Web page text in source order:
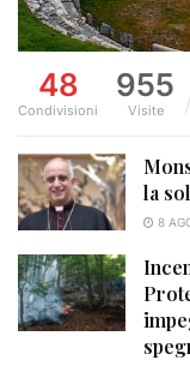
48
Condivisioni
955
Visite
la
8